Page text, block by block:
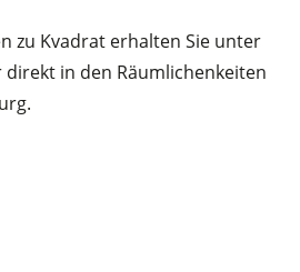
zu Kvadrat erhalten Sie unter
direkt in den Räumlichenkeiten